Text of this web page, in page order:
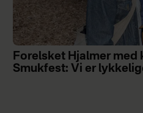
Forelsket Hjalmer med
Smukfest: Vi er